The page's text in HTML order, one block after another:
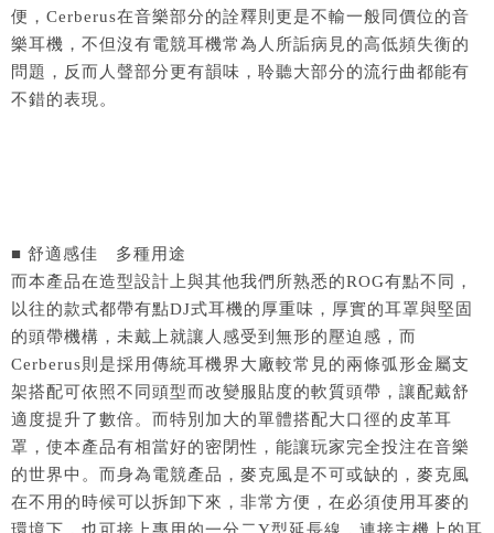
便，Cerberus在音樂部分的詮釋則更是不輸一般同價位的音
樂耳機，不但沒有電競耳機常為人所詬病見的高低頻失衡的
問題，反而人聲部分更有韻味，聆聽大部分的流行曲都能有
不錯的表現。
■ 舒適感佳 多種用途
而本產品在造型設計上與其他我們所熟悉的ROG有點不同，
以往的款式都帶有點DJ式耳機的厚重味，厚實的耳罩與堅固
的頭帶機構，未戴上就讓人感受到無形的壓迫感，而
Cerberus則是採用傳統耳機界大廠較常見的兩條弧形金屬支
架搭配可依照不同頭型而改變服貼度的軟質頭帶，讓配戴舒
適度提升了數倍。而特別加大的單體搭配大口徑的皮革耳
罩，使本產品有相當好的密閉性，能讓玩家完全投注在音樂
的世界中。而身為電競產品，麥克風是不可或缺的，麥克風
在不用的時候可以拆卸下來，非常方便，在必須使用耳麥的